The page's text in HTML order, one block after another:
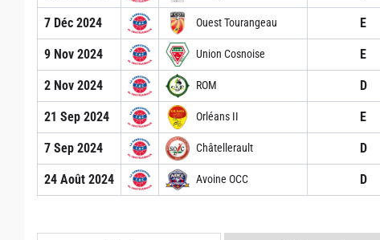
7 Déc 2024 Ouest Tourangeau E
9 Nov 2024 Union Cosnoise E
2 Nov 2024 ROM D
21 Sep 2024 Orléans II E
7 Sep 2024 Châtellerault D
24 Août 2024 Avoine OCC D